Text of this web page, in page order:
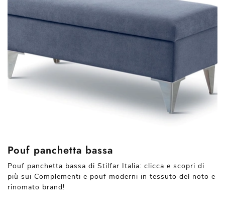
Pouf panchetta bassa
Pouf panchetta bassa di Stilfar Italia: clicca e scopri di
più sui Complementi e pouf moderni in tessuto del noto e
rinomato brand!